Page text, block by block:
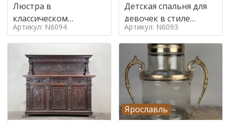
Люстра в
классическом
итальянском стиле на
10 ламп. в стиле
Артикул: N6094
Детская спальня для
девочек в стиле
итальянского барокко
в стиле
Артикул: N6093
Ярославль